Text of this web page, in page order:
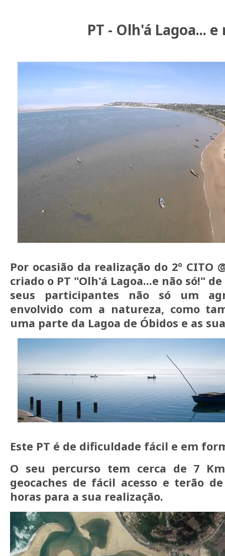
PT - Olh'á Lagoa... e
Por ocasião da realização do 2º CITO
criado o PT "Olh'á Lagoa...e não só!"
seus participantes não só um
envolvido com a natureza, como
uma parte da Lagoa de Óbidos e as
Este PT é de dificuldade fácil e em
O seu percurso tem cerca de 7
geocaches de fácil acesso e terão
horas para a sua realização.